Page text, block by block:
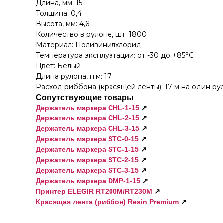
Длина, мм: 15
Толщина: 0,4
Высота, мм: 4,6
Количество в рулоне, шт: 1800
Материал: Поливинилхлорид
Температура эксплуатации: от -30 до +85°C
Цвет: Белый
Длина рулона, п.м: 17
Расход риббона (красящей ленты): 17 м на один
Сопутствующие товары
Держатель маркера CHL-1-15 ↗
Держатель маркера CHL-2-15 ↗
Держатель маркера CHL-3-15 ↗
Держатель маркера STC-0-15 ↗
Держатель маркера STC-1-15 ↗
Держатель маркера STC-2-15 ↗
Держатель маркера STC-3-15 ↗
Держатель маркера DMP-1-15 ↗
Принтер ELEGIR RT200M/RT230M ↗
Красящая лента (риббон) Resin Premium ↗